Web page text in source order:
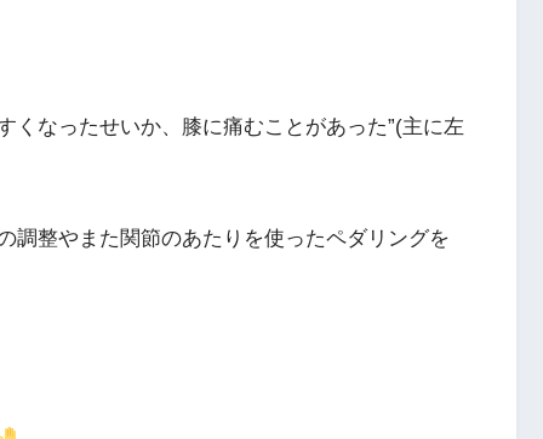
くなったせいか、膝に痛むことがあった”(主に左
調整やまた関節のあたりを使ったペダリングを